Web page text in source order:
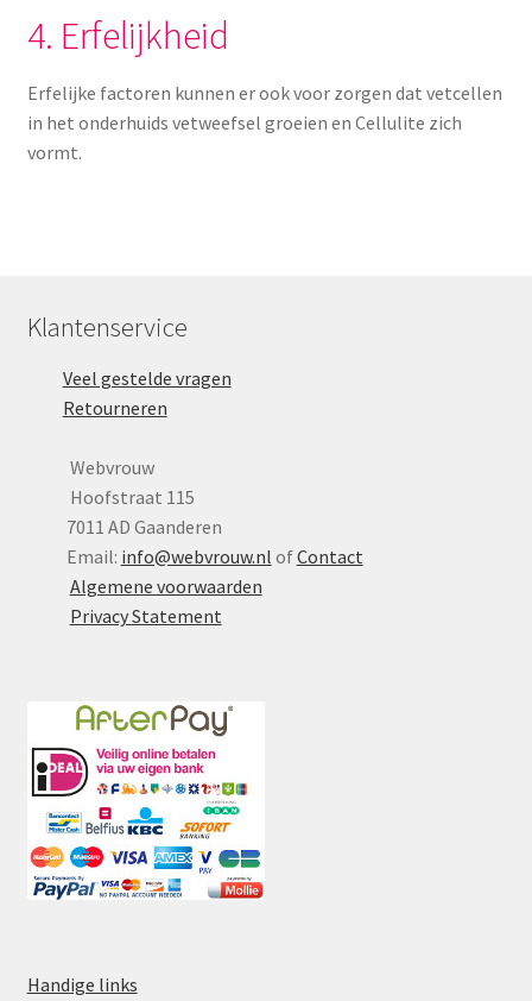
4. Erfelijkheid
Erfelijke factoren kunnen er ook voor zorgen dat vetcellen
in het onderhuids vetweefsel groeien en Cellulite zich
vormt.
Klantenservice
Veel gestelde vragen
Retourneren
Webvrouw
Hoofstraat 115
7011 AD Gaanderen
Email: info@webvrouw.nl ofContact
Algemene voorwaarden
Privacy Statement
Handige links